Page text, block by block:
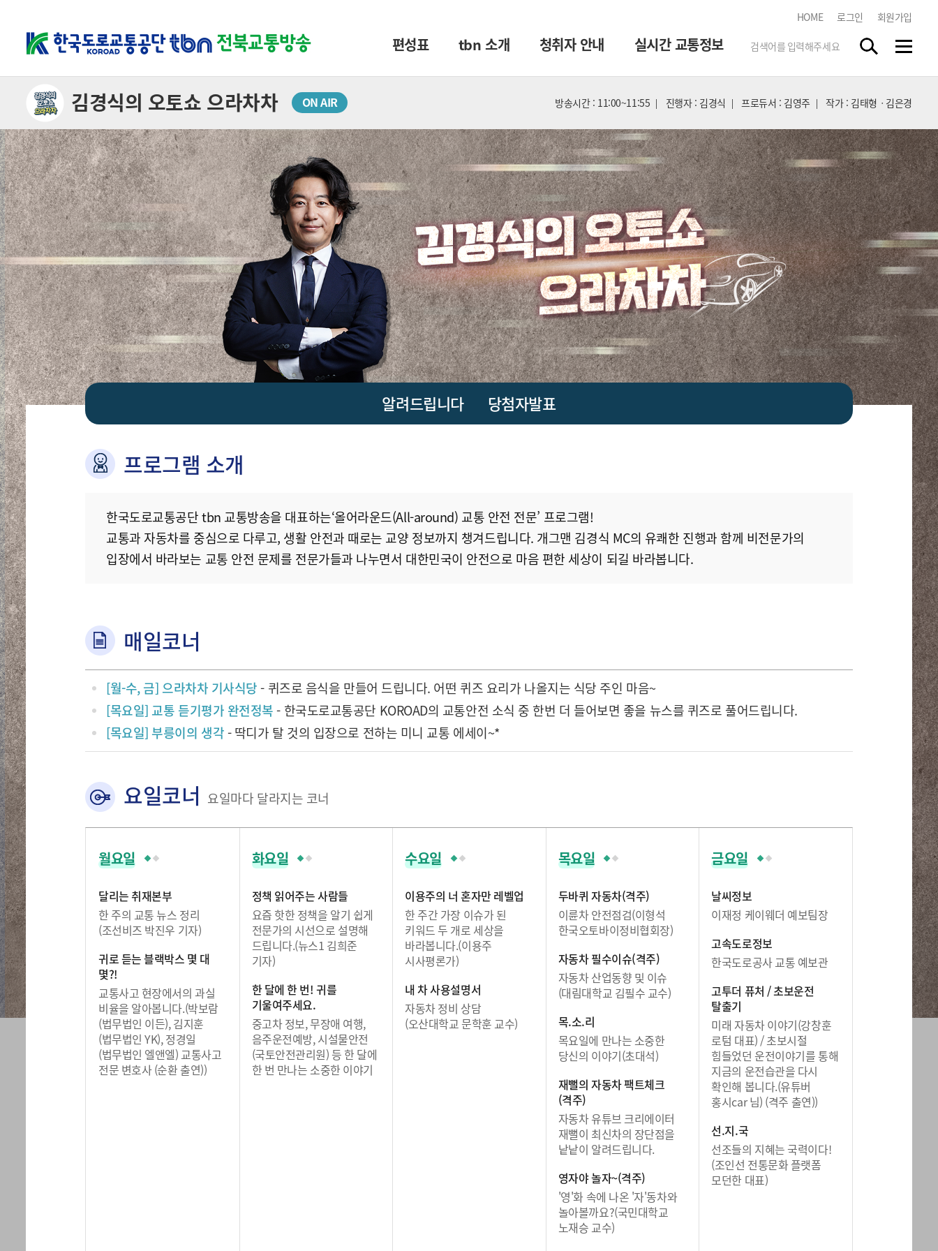
HOME 로그인 회원가입
편성표 tbn 소개 청취자 안내 실시간 교통정보
tbn 교통방송 스마트앱
스마트폰 앱 스토어에서
"tbn"을 검색하시고 무료로
다운받으세요.
실시간 방송듣기
각 지역 라디오 방송을 청취하실
수 있습니다.
김경식의 오토쇼 으라차차 ON AIR 방송시간 : 11:00~11:55 진행자 : 김경식 프로듀서 : 김영주 작가 : 김태형ㆍ김은경
알려드립니다 당첨자발표
프로그램 소개
한국도로교통공단 tbn 교통방송을 대표하는‘올어라운드(All-around) 교통 안전 전문’ 프로그램!
교통과 자동차를 중심으로 다루고, 생활 안전과 때로는 교양 정보까지 챙겨드립니다. 개그맨 김경식 MC의 유쾌한 진행과 함께 비전문가의
입장에서 바라보는 교통 안전 문제를 전문가들과 나누면서 대한민국이 안전으로 마음 편한 세상이 되길 바라봅니다.
매일코너
[월-수, 금] 으라차차 기사식당- 퀴즈로 음식을 만들어 드립니다. 어떤 퀴즈 요리가 나올지는 식당 주인 마음~
[목요일] 교통 듣기평가 완전정복- 한국도로교통공단 KOROAD의 교통안전 소식 중 한번 더 들어보면 좋을 뉴스를 퀴즈로 풀어드립니다.
[목요일] 부릉이의 생각- 딱디가 탈 것의 입장으로 전하는 미니 교통 에세이~*
요일코너 요일마다 달라지는 코너
월요일
달리는 취재본부
한 주의 교통 뉴스 정리
(조선비즈 박진우 기자)
귀로 듣는 블랙박스 몇 대
몇?!
교통사고 현장에서의 과실
비율을 알아봅니다.(박보람
(법무법인 이든), 김지훈
(법무법인 YK), 정경일
(법무법인 엘앤엘) 교통사고
전문 변호사 (순환 출연))
화요일
정책 읽어주는 사람들
요즘 핫한 정책을 알기 쉽게
전문가의 시선으로 설명해
드립니다.(뉴스1 김희준
기자)
한 달에 한 번! 귀를
기울여주세요.
중고차 정보, 무장애 여행,
음주운전예방, 시설물안전
(국토안전관리원) 등 한 달에
한 번 만나는 소중한 이야기
수요일
이용주의 너 혼자만 레벨업
한 주간 가장 이슈가 된
키워드 두 개로 세상을
바라봅니다.(이용주
시사평론가)
내 차 사용설명서
자동차 정비 상담
(오산대학교 문학훈 교수)
목요일
두바퀴 자동차(격주)
이륜차 안전점검(이형석
한국오토바이정비협회장)
자동차 필수이슈(격주)
자동차 산업동향 및 이슈
(대림대학교 김필수 교수)
목.소.리
목요일에 만나는 소중한
당신의 이야기(초대석)
재뻘의 자동차 팩트체크
(격주)
자동차 유튜브 크리에이터
재뻘이 최신차의 장단점을
낱낱이 알려드립니다.
영자야 놀자~(격주)
'영'화 속에 나온 '자'동차와
놀아볼까요?(국민대학교
노재승 교수)
금요일
날씨정보
이재정 케이웨더 예보팀장
고속도로정보
한국도로공사 교통 예보관
고투더 퓨처 / 초보운전
탈출기
미래 자동차 이야기(강창훈
로텀 대표) / 초보시절
힘들었던 운전이야기를 통해
지금의 운전습관을 다시
확인해 봅니다.(유튜버
홍시car 님) (격주 출연))
선.지.국
선조들의 지혜는 국력이다!
(조인선 전통문화 플랫폼
모던한 대표)